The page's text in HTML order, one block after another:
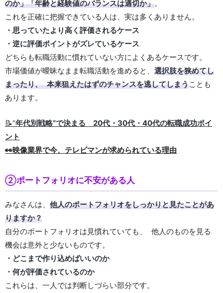
のか」「年齢と経験値のバランスは適切か」。
これを正確に把握できている人は、実は多くありません。
・思っていたより高く評価されるケース
・逆に評価ポイントがズレているケース
どちらも転職活動に慣れていない方によくあるケースです。
市場価値が曖昧なまま転職活動を進めると、 選択肢を狭めてし
まったり、 本来狙えたはずのチャンスを逃してしまうことも
あります。
📝“年代別戦略”で決まる 20代・30代・40代の転職成功ポイ
ント
👀映像業界で今、テレビマンが求められている理由
②ポートフォリオに不安がある人
みなさんは、 他人のポートフォリオをしっかりと見たことがあ
りますか？
自分のポートフォリオは見慣れていても、 他人のものを見る
機会は意外と少ないものです。
・どこまで作り込めばいいのか
・何が評価されているのか
これらは、一人では判断しづらい部分です。